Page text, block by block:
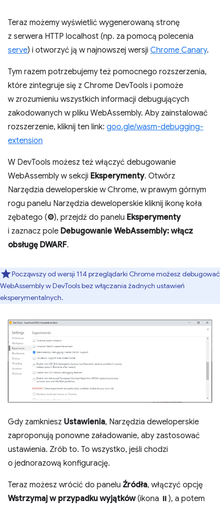
Teraz możemy wyświetlić wygenerowaną stronę
z serwera HTTP localhost (np. za pomocą polecenia
serve) i otworzyć ją w najnowszej wersji Chrome Canary.
Tym razem potrzebujemy też pomocnego rozszerzenia,
które zintegruje się z Chrome DevTools i pomoże
w zrozumieniu wszystkich informacji debugujących
zakodowanych w pliku WebAssembly. Aby zainstalować
rozszerzenie, kliknij ten link: goo.gle/wasm-debugging-
extension
W DevTools możesz też włączyć debugowanie
WebAssembly w sekcji Eksperymenty. Otwórz
Narzędzia deweloperskie w Chrome, w prawym górnym
rogu panelu Narzędzia deweloperskie kliknij ikonę koła
zębatego (⚙), przejdź do panelu Eksperymenty
i zaznacz pole Debugowanie WebAssembly: włącz
obsługę DWARF.
Począwszy od wersji 114 przeglądarki Chrome możesz debugować
WebAssembly w DevTools bez włączania żadnych ustawień
eksperymentalnych.
Gdy zamkniesz Ustawienia, Narzędzia deweloperskie
zaproponują ponowne załadowanie, aby zastosować
ustawienia. Zrób to. To wszystko, jeśli chodzi
o jednorazową konfigurację.
Teraz możesz wrócić do panelu Źródła, włączyć opcję
Wstrzymaj w przypadku wyjątków(ikona ⏸), a potem